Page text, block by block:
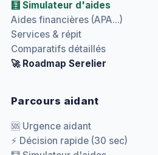
🧮 Simulateur d'aides
Aides financières (APA...)
Services & répit
Comparatifs détaillés
🚀 Roadmap Serelier
Parcours aidant
🆘 Urgence aidant
⚡ Décision rapide (30 sec)